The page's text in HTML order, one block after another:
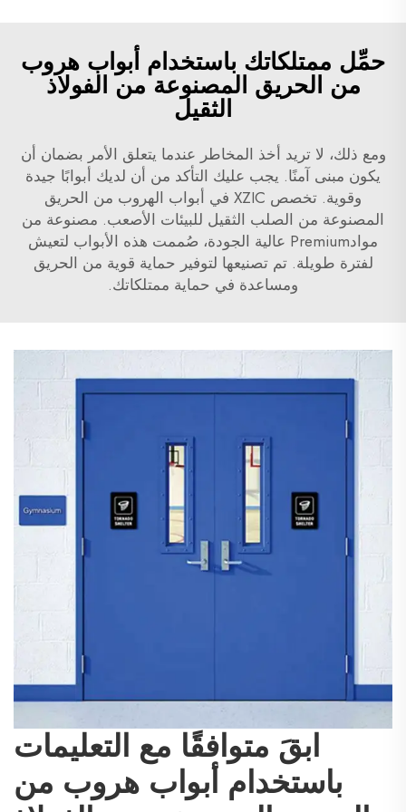
حمِّل ممتلكاتك باستخدام أبواب هروب
من الحريق المصنوعة من الفولاذ
الثقيل
ومع ذلك، لا تريد أخذ المخاطر عندما يتعلق الأمر بضمان أن
يكون مبنى آمنًا. يجب عليك التأكد من أن لديك أبوابًا جيدة
وقوية. تخصص XZIC في أبواب الهروب من الحريق
المصنوعة من الصلب الثقيل للبيئات الأصعب. مصنوعة من
موادPremium عالية الجودة، صُممت هذه الأبواب لتعيش
لفترة طويلة. تم تصنيعها لتوفير حماية قوية من الحريق
ومساعدة في حماية ممتلكاتك.
ابقَ متوافقًا مع التعليمات
باستخدام أبواب هروب من